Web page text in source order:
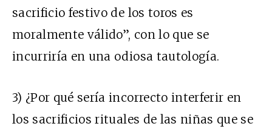
sacrificio festivo de los toros es
moralmente válido”, con lo que se
incurriría en una odiosa tautología.
3) ¿Por qué sería incorrecto interferir en
los sacrificios rituales de las niñas que se